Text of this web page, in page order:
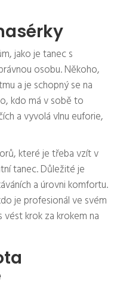
jako je tanec s
osobu. Někoho,
a je schopný se na
kdo má v sobě to
a vyvolá vlnu euforie,
které je třeba vzít v
tanec. Důležité je
a úrovni komfortu.
je profesionál ve svém
krok za krokem na